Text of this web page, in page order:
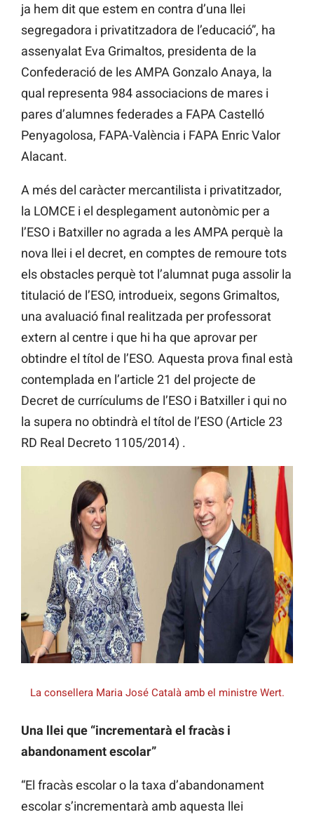
ja hem dit que estem en contra d’una llei
segregadora i privatitzadora de l’educació”, ha
assenyalat Eva Grimaltos, presidenta de la
Confederació de les AMPA Gonzalo Anaya, la
qual representa 984 associacions de mares i
pares d’alumnes federades a FAPA Castelló
Penyagolosa, FAPA-València i FAPA Enric Valor
Alacant.
A més del caràcter mercantilista i privatitzador,
la LOMCE i el desplegament autonòmic per a
l’ESO i Batxiller no agrada a les AMPA perquè la
nova llei i el decret, en comptes de remoure tots
els obstacles perquè tot l’alumnat puga assolir la
titulació de l’ESO, introdueix, segons Grimaltos,
una avaluació final realitzada per professorat
extern al centre i que hi ha que aprovar per
obtindre el títol de l’ESO. Aquesta prova final està
contemplada en l’article 21 del projecte de
Decret de currículums de l’ESO i Batxiller i qui no
la supera no obtindrà el títol de l’ESO (Article 23
RD Real Decreto 1105/2014) .
La consellera Maria José Català amb el ministre Wert.
Una llei que “incrementarà el fracàs i
abandonament escolar”
“El fracàs escolar o la taxa d’abandonament
escolar s’incrementarà amb aquesta llei